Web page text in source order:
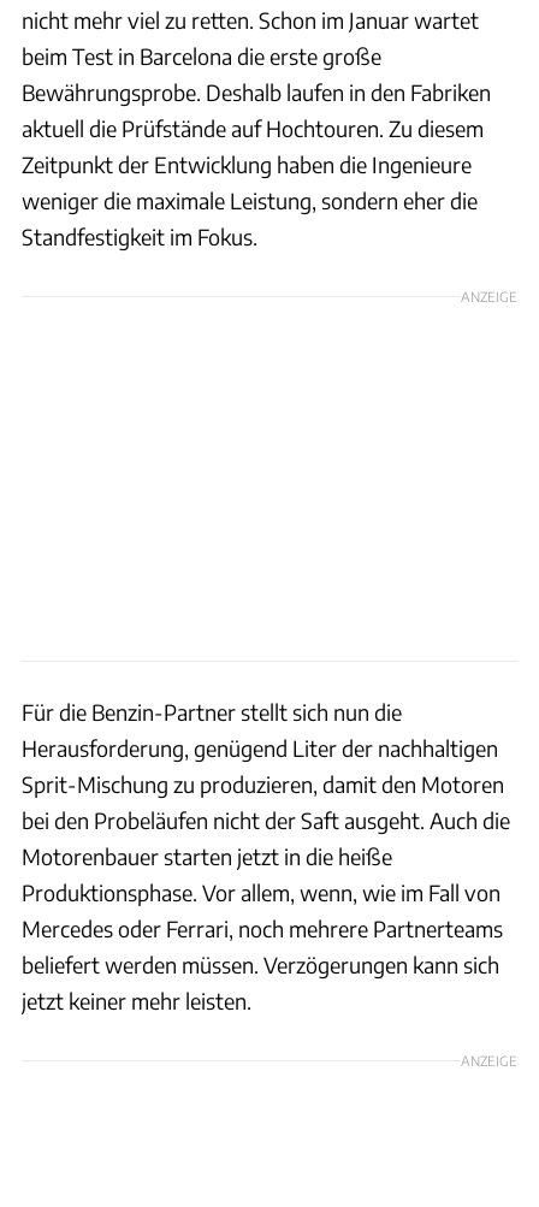
nicht mehr viel zu retten. Schon im Januar wartet
beim Test in Barcelona die erste große
Bewährungsprobe. Deshalb laufen in den Fabriken
aktuell die Prüfstände auf Hochtouren. Zu diesem
Zeitpunkt der Entwicklung haben die Ingenieure
weniger die maximale Leistung, sondern eher die
Standfestigkeit im Fokus.
ANZEIGE
Für die Benzin-Partner stellt sich nun die
Herausforderung, genügend Liter der nachhaltigen
Sprit-Mischung zu produzieren, damit den Motoren
bei den Probeläufen nicht der Saft ausgeht. Auch die
Motorenbauer starten jetzt in die heiße
Produktionsphase. Vor allem, wenn, wie im Fall von
Mercedes oder Ferrari, noch mehrere Partnerteams
beliefert werden müssen. Verzögerungen kann sich
jetzt keiner mehr leisten.
ANZEIGE